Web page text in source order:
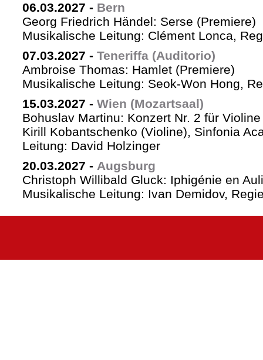
06.03.2027 - Bern
Georg Friedrich Händel: Serse (Premiere)
Musikalische Leitung: Clément Lonca,
07.03.2027 - Teneriffa (Auditorio)
Ambroise Thomas: Hamlet (Premiere)
Musikalische Leitung: Seok-Won Hong,
15.03.2027 - Wien (Mozartsaal)
Bohuslav Martinu: Konzert Nr. 2 für
Kirill Kobantschenko (Violine), Sinfonia
Leitung: David Holzinger
20.03.2027 - Augsburg
Christoph Willibald Gluck: Iphigénie en
Musikalische Leitung: Ivan Demidov,